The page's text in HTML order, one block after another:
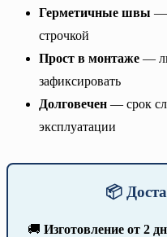
Герметичные швы —
строчкой
Прост в монтаже —
зафиксировать
Долговечен — срок
эксплуатации
📦
🚚 Изготовление от 2